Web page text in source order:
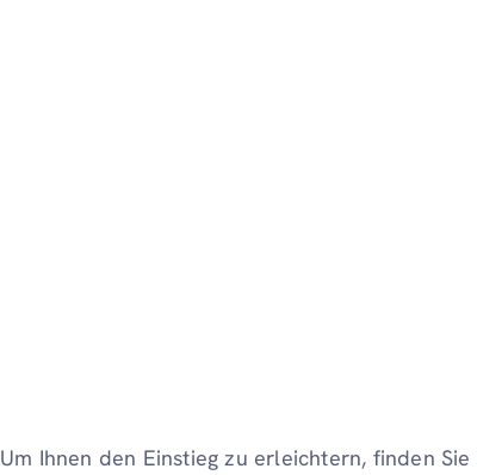
Um Ihnen den Einstieg zu erleichtern, finden